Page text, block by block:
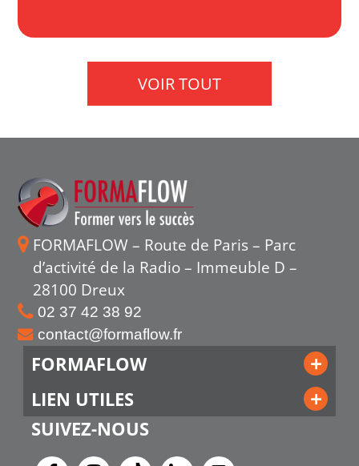
VOIR TOUT
FORMAFLOW – Route de Paris – Parc
d’activité de la Radio – Immeuble D –
28100 Dreux
02 37 42 38 92
contact@formaflow.fr
FORMAFLOW
LIEN UTILES
SUIVEZ-NOUS